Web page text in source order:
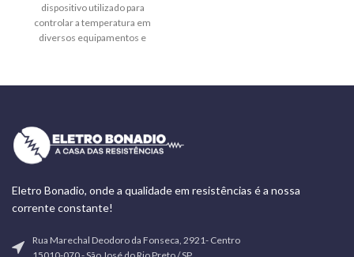
dispositivo utilizado para
controlar a temperatura em
diversos equipamentos e
Eletro Bonadio, onde a qualidade em resistências é a nossa
corrente constante!
Rua Marechal Deodoro da Fonseca, 2921- Centro